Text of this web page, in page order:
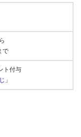
で
ト付与
」